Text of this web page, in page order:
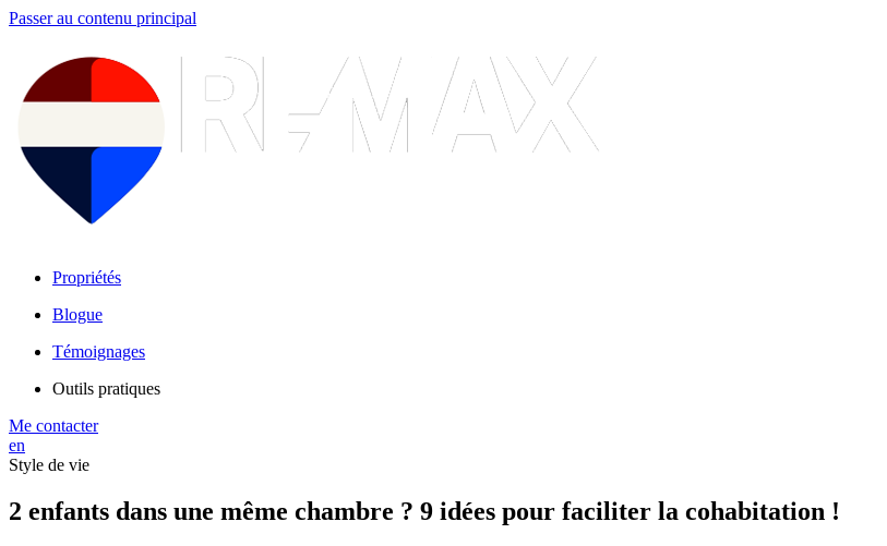
Passer au contenu principal
Propriétés
Blogue
Témoignages
Outils pratiques
Me contacter
en
Style de vie
2 enfants dans une même chambre ? 9 idées pour faciliter la cohabitation !